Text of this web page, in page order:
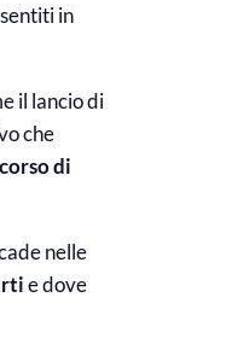
in
il lancio di
che
di
nelle
e dove